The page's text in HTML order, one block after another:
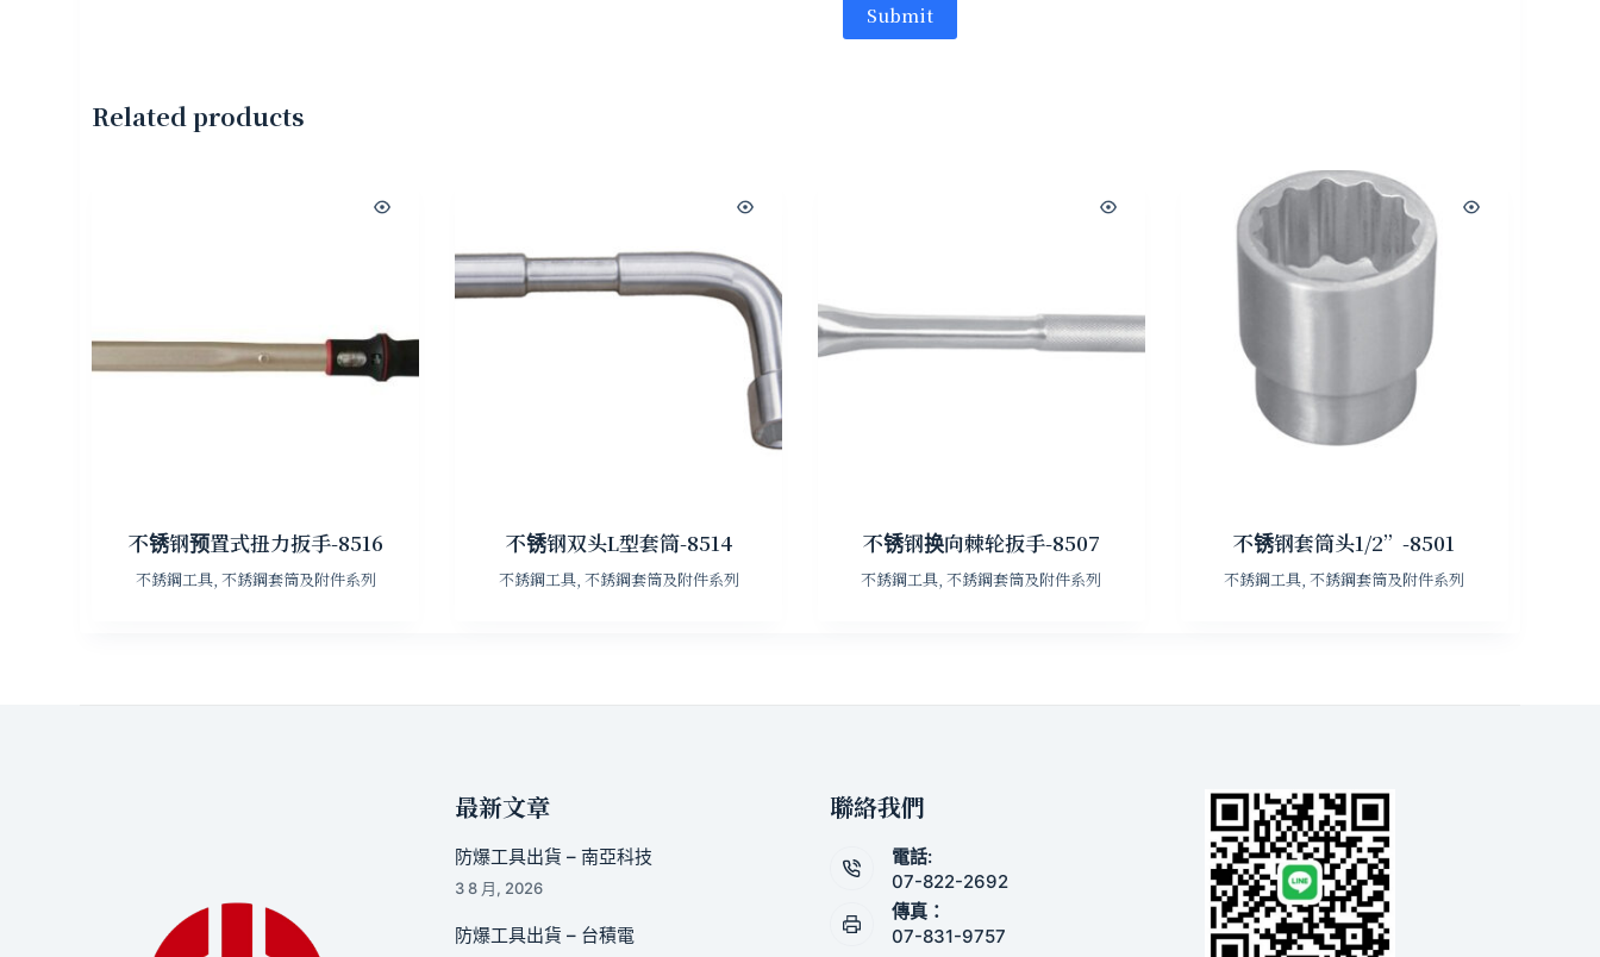
Submit
Related products
不锈钢预置式扭力扳手-8516
不銹鋼工具, 不銹鋼套筒及附件系列
不锈钢双头L型套筒-8514
不銹鋼工具, 不銹鋼套筒及附件系列
不锈钢换向棘轮扳手-8507
不銹鋼工具 ,不銹鋼套筒及附件系列
不锈钢套筒头1/2”-8501
不銹鋼工具 ,不銹鋼套筒及附件系列
最新文章
防爆工具出貨 – 南亞科技
3 8 月, 2026
防爆工具出貨 – 台積電
聯絡我們
電話:
07-822-2692
傳真：
07-831-9757